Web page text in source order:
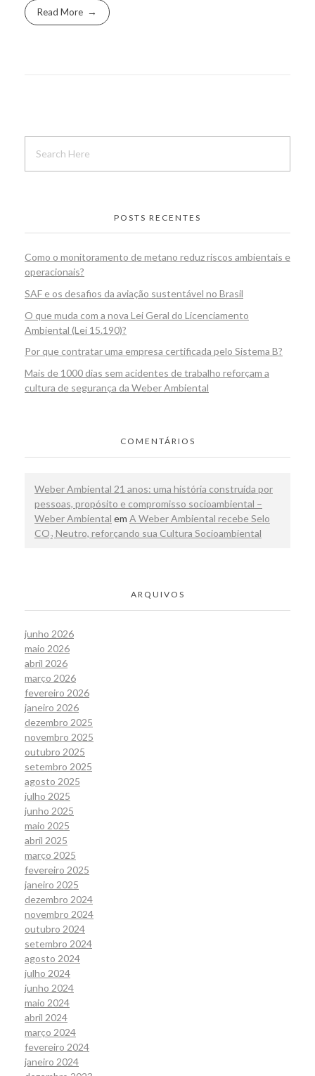
Read More
POSTS RECENTES
Como o monitoramento de metano reduz riscos ambientais e
operacionais?
SAF e os desafios da aviação sustentável no Brasil
O que muda com a nova Lei Geral do Licenciamento
Ambiental (Lei 15.190)?
Por que contratar uma empresa certificada pelo Sistema B?
Mais de 1000 dias sem acidentes de trabalho reforçam a
cultura de segurança da Weber Ambiental
COMENTÁRIOS
Weber Ambiental 21 anos: uma história construída por
pessoas, propósito e compromisso socioambiental –
Weber Ambiental em A Weber Ambiental recebe Selo
CO₂ Neutro, reforçando sua Cultura Socioambiental
ARQUIVOS
junho 2026
maio 2026
abril 2026
março 2026
fevereiro 2026
janeiro 2026
dezembro 2025
novembro 2025
outubro 2025
setembro 2025
agosto 2025
julho 2025
junho 2025
maio 2025
abril 2025
março 2025
fevereiro 2025
janeiro 2025
dezembro 2024
novembro 2024
outubro 2024
setembro 2024
agosto 2024
julho 2024
junho 2024
maio 2024
abril 2024
março 2024
fevereiro 2024
janeiro 2024